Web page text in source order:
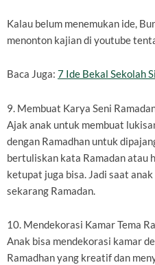
Kalau belum menemukan ide,
menonton kajian di youtube
Baca Juga: 7 Ide Bekal Sekolah
9. Membuat Karya Seni
Ajak anak untuk membuat
dengan Ramadhan untuk
bertuliskan kata Ramadan atau
ketupat juga bisa. Jadi saat
sekarang Ramadan.
10. Mendekorasi Kamar Tema
Anak bisa mendekorasi kamar
Ramadhan yang kreatif dan